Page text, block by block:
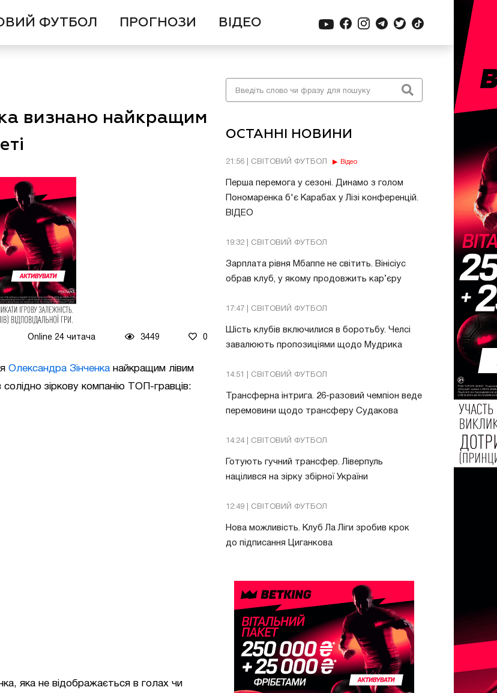
ФУТБОЛ ПРОГНОЗИ ВІДЕО
ОСТАННІ НОВИНИ
21:56 | СВІТОВИЙ ФУТБОЛ Відео
Перша перемога у сезоні. Динамо з голом
Пономаренка б'є Карабах у Лізі конференцій.
ВІДЕО
19:32 | СВІТОВИЙ ФУТБОЛ
Зарплата рівня Мбаппе не світить. Вінісіус
обрав клуб, у якому продовжить кар’єру
17:47 | СВІТОВИЙ ФУТБОЛ
Шість клубів включилися в боротьбу. Челсі
завалюють пропозиціями щодо Мудрика
14:51 | СВІТОВИЙ ФУТБОЛ
Трансферна інтрига. 26-разовий чемпіон веде
перемовини щодо трансферу Судакова
14:24 | СВІТОВИЙ ФУТБОЛ
Готують гучний трансфер. Ліверпуль
націлився на зірку збірної України
12:49 | СВІТОВИЙ ФУТБОЛ
Нова можливість. Клуб Ла Ліги зробив крок
до підписання Циганкова
визнано найкращим
Online 24 читача 3449 0
Олександра Зінченка найкращим лівим
зіркову компанію ТОП-гравців:
яка не відображається в голах чи